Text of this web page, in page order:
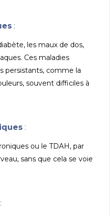
:
les maux de dos,
Ces maladies
persistants, comme la
souvent difficiles à
:
ou le TDAH, par
sans que cela se voie
: